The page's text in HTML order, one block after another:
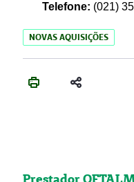
Telefone: (021)
NOVAS AQUISIÇÕES
Prestador